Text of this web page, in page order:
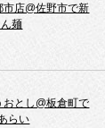
市店@佐野市で新
麺
おとし@板倉町で
らい